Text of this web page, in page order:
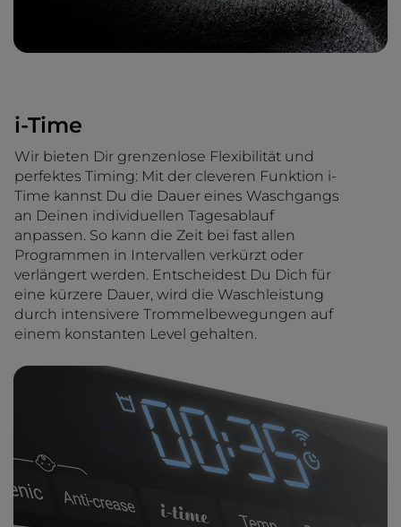
i-Time
Wir bieten Dir grenzenlose Flexibilität und
perfektes Timing: Mit der cleveren Funktion i-
Time kannst Du die Dauer eines Waschgangs
an Deinen individuellen Tagesablauf
anpassen. So kann die Zeit bei fast allen
Programmen in Intervallen verkürzt oder
verlängert werden. Entscheidest Du Dich für
eine kürzere Dauer, wird die Waschleistung
durch intensivere Trommelbewegungen auf
einem konstanten Level gehalten.